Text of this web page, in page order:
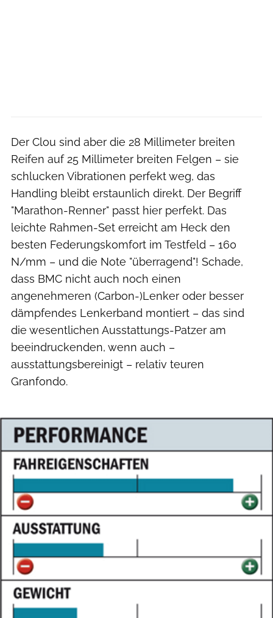
Der Clou sind aber die 28 Millimeter breiten
Reifen auf 25 Millimeter breiten Felgen – sie
schlucken Vibrationen perfekt weg, das
Handling bleibt erstaunlich direkt. Der Begriff
"Marathon-Renner" passt hier perfekt. Das
leichte Rahmen-Set erreicht am Heck den
besten Federungskomfort im Testfeld – 160
N/mm – und die Note "überragend"! Schade,
dass BMC nicht auch noch einen
angenehmeren (Carbon-)Lenker oder besser
dämpfendes Lenkerband montiert – das sind
die wesentlichen Ausstattungs-Patzer am
beeindruckenden, wenn auch –
ausstattungsbereinigt – relativ teuren
Granfondo.